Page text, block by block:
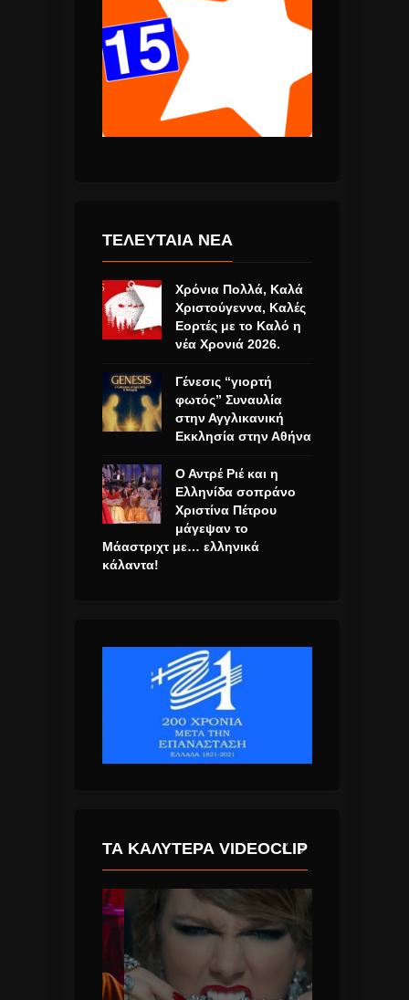
ΤΕΛΕΥΤΑΙΑ ΝΕΑ
Χρόνια Πολλά, Καλά
Χριστούγεννα, Καλές
Εορτές με το Καλό η
νέα Χρονιά 2026.
Γένεσις “γιορτή
φωτός” Συναυλία
στην Αγγλικανική
Εκκλησία στην Αθήνα
Ο Αντρέ Ριέ και η
Ελληνίδα σοπράνο
Χριστίνα Πέτρου
μάγεψαν το
Μάαστριχτ με… ελληνικά
κάλαντα!
ΤΑ ΚΑΛΎΤΕΡΑ VIDEOCLIP